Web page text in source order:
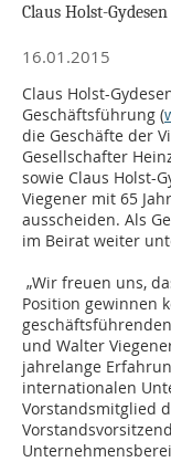
Claus Holst-
16.01.2015
Claus Holst-
Geschäftsführung (
die Geschäfte der
Gesellschafter
sowie Claus Holst-
Viegener mit 65
ausscheiden. Als
im Beirat weiter
„Wir freuen uns,
Position gewinnen
und Walter
jahrelange
internationalen
Vorstandsmitglied